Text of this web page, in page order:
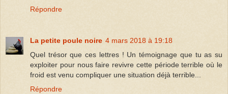
Répondre
La petite poule noire 4 mars 2018 à 19:18
Quel trésor que ces lettres ! Un témoignage que tu as su
exploiter pour nous faire revivre cette période terrible où le
froid est venu compliquer une situation déjà terrible...
Répondre